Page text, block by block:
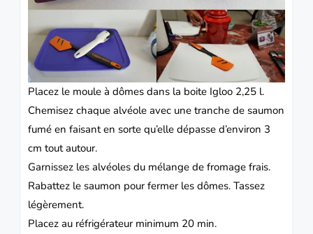
Placez le moule à dômes dans la boite Igloo 2,25 l.
Chemisez chaque alvéole avec une tranche de saumon
fumé en faisant en sorte qu’elle dépasse d’environ 3
cm tout autour.
Garnissez les alvéoles du mélange de fromage frais.
Rabattez le saumon pour fermer les dômes. Tassez
légèrement.
Placez au réfrigérateur minimum 20 min.